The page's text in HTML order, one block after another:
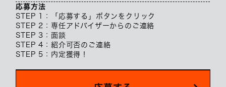
応募方法
STEP 1：「応募する」ボタンをクリック
STEP 2：専任アドバイザーからのご連絡
STEP 3：面談
STEP 4：紹介可否のご連絡
STEP 5：内定獲得！